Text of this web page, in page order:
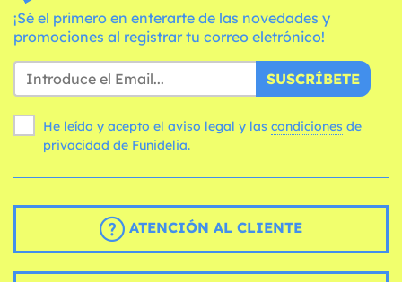
¡Sé el primero en enterarte de las novedades y
promociones al registrar tu correo eletrónico!
SUSCRÍBETE
He leído y acepto el aviso legal y las condiciones
privacidad de Funidelia.
ATENCIÓN AL CLIENTE